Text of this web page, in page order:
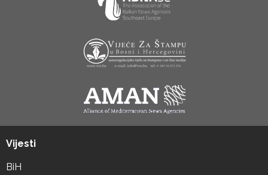
Vijesti
BiH